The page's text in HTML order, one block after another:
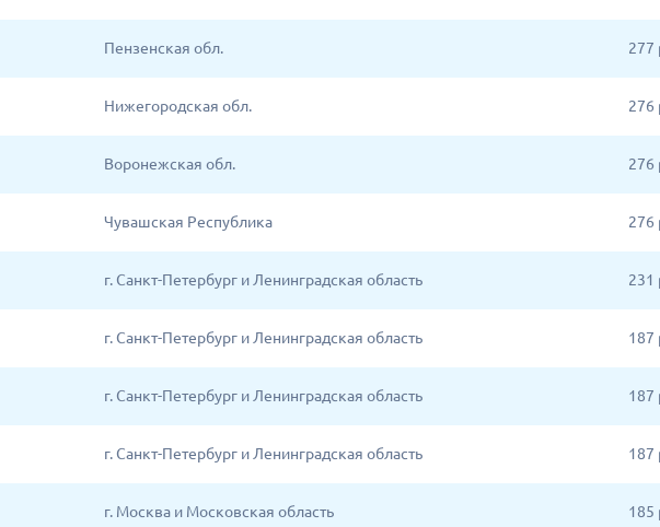
Пензенская обл. 277
Нижегородская обл. 276
Воронежская обл. 276
Чувашская Республика 276
г. Санкт-Петербург и Ленинградская область 231
г. Санкт-Петербург и Ленинградская область 187
г. Санкт-Петербург и Ленинградская область 187
г. Санкт-Петербург и Ленинградская область 187
г. Москва и Московская область 185